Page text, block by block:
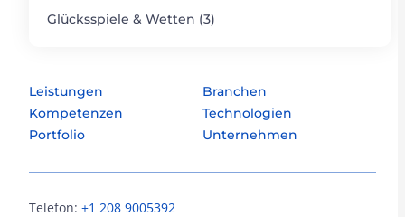
Glücksspiele & Wetten (3)
Leistungen
Branchen
Kompetenzen
Technologien
Portfolio
Unternehmen
Telefon: +1 208 9005392